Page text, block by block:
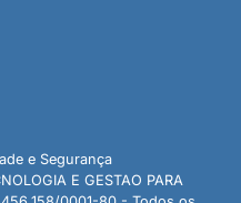
E GESTAO PARA
e Segurança